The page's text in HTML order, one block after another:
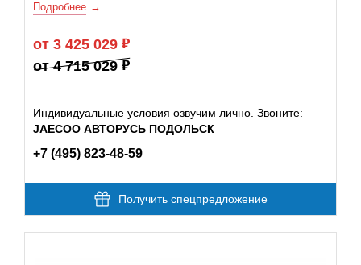
Подробнее
от 3 425 029
от 4 715 029
Индивидуальные условия озвучим лично. Звоните:
JAECOO АВТОРУСЬ ПОДОЛЬСК
+7 (495) 823-48-59
Получить спецпредложение